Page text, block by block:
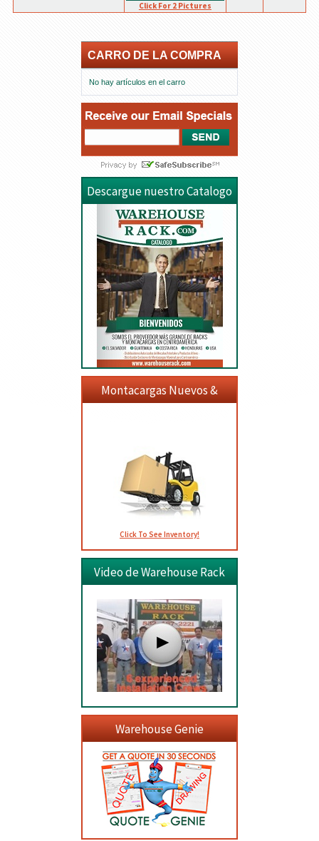
Click For 2 Pictures
CARRO DE LA COMPRA
No hay artículos en el carro
Descargue nuestro Catalogo
Montacargas Nuevos &
Click To See Inventory!
Video de Warehouse Rack
Warehouse Genie